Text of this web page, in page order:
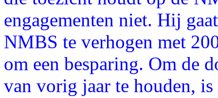
engagementen niet. Hij
NMBS te verhogen met
om een besparing. Om de
van vorig jaar te houden,